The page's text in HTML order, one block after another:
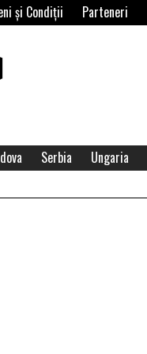
şi Condiţii Parteneri
Serbia Ungaria